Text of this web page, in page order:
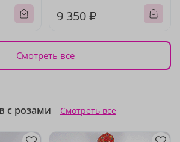
9 350 ₽
Смотреть все
с розами Смотреть все